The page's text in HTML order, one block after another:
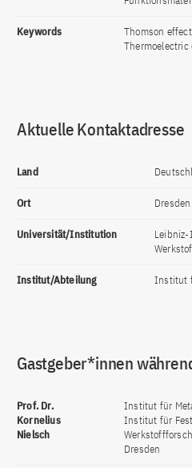
Keywords
Thomson
Aktuelle Kontaktadresse
Land
Ort Dresden
Universität/Institution
Institut/Abteilung Institut
Gastgeber*innen
Prof. Dr.
Kornelius
Nielsch
Institut für
Institut für
Dresden